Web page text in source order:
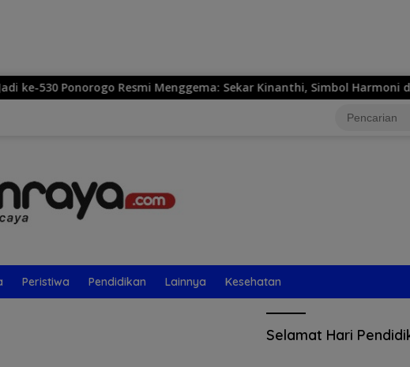
Resmi Menggema: Sekar Kinanthi, Simbol Harmoni dan Langkah Maju
Peristiwa Pendidikan Lainnya Kesehatan
Selamat Hari